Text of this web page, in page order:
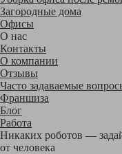
Загородные дома
Офисы
О нас
Контакты
О компании
Отзывы
Часто задаваемые
Франшиза
Блог
Работа
Никаких роботов —
от человека